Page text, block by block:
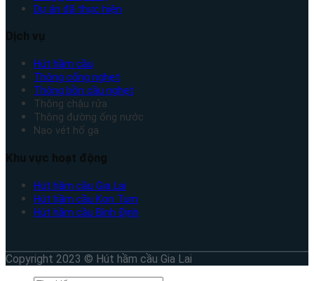
Dự án đã thực hiện
Dịch vụ
Hút hầm cầu
Thông cống nghẹt
Thông bồn cầu nghẹt
Thông chậu rửa
Thông đường ống nước
Nạo vét hố ga
Khu vực hoạt động
Hút hầm cầu Gia Lai
Hút hầm cầu Kon Tum
Hút hầm cầu Bình Định
Copyright 2023 © Hút hầm cầu Gia Lai